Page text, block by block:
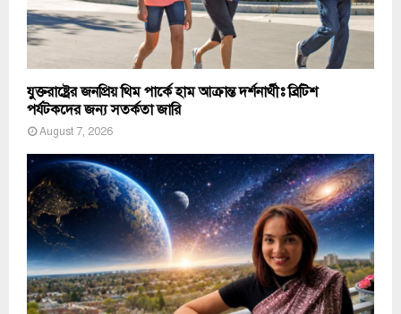
যুক্তরাষ্ট্রের জনপ্রিয় থিম পার্কে হাম আক্রান্ত দর্শনার্থীঃ ব্রিটিশ
পর্যটকদের জন্য সতর্কতা জারি
August 7, 2026